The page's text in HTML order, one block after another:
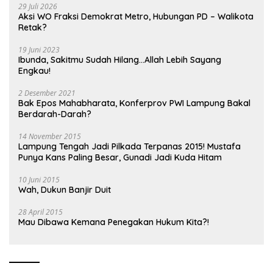
29 Juli 2026
Aksi WO Fraksi Demokrat Metro, Hubungan PD – Walikota
Retak?
19 Juni 2023
Ibunda, Sakitmu Sudah Hilang…Allah Lebih Sayang
Engkau!
2 Desember 2021
Bak Epos Mahabharata, Konferprov PWI Lampung Bakal
Berdarah-Darah?
14 November 2015
Lampung Tengah Jadi Pilkada Terpanas 2015! Mustafa
Punya Kans Paling Besar, Gunadi Jadi Kuda Hitam
10 Juni 2015
Wah, Dukun Banjir Duit
28 April 2015
Mau Dibawa Kemana Penegakan Hukum Kita?!